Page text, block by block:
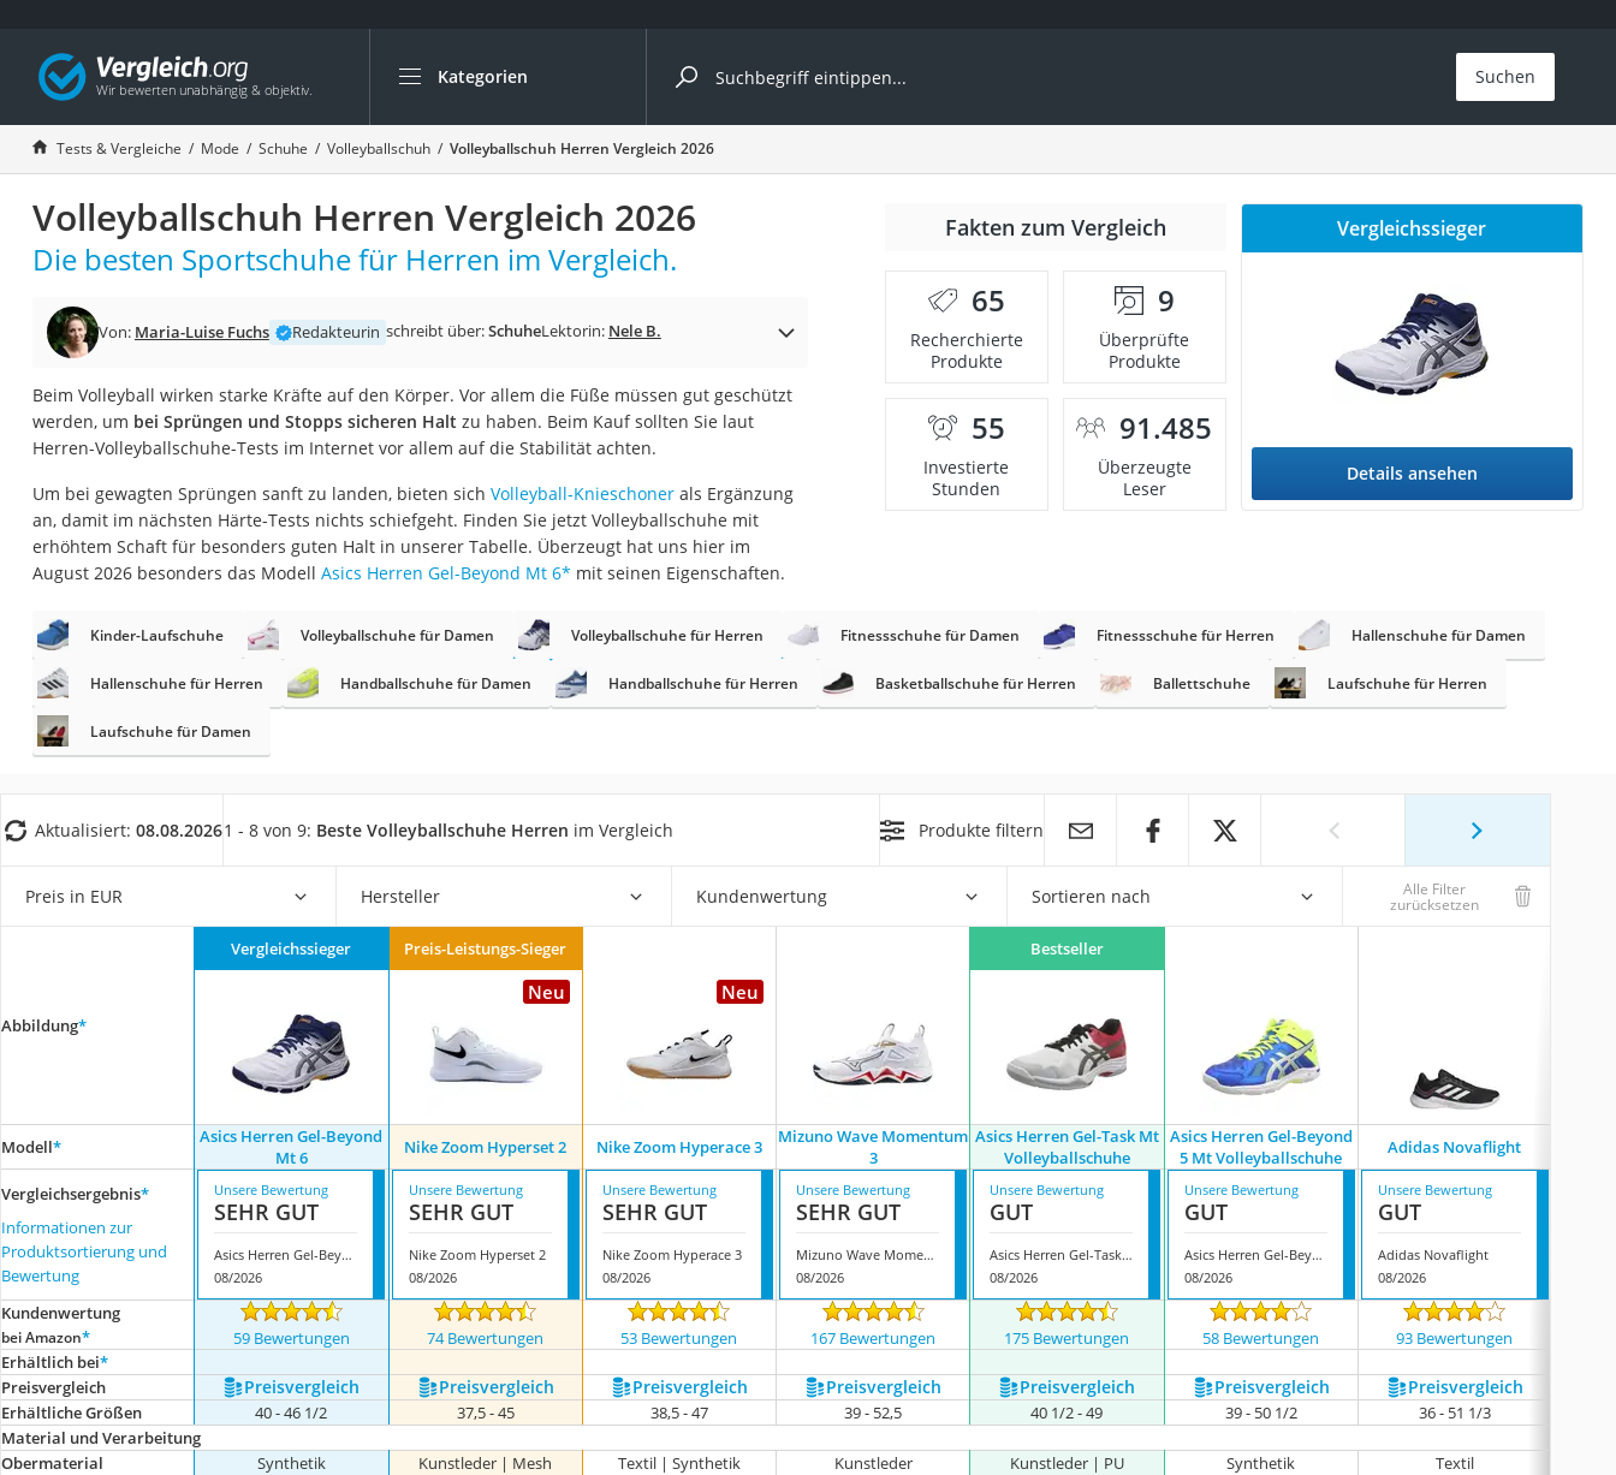
Kategorien
Die beliebtesten Vergleiche nach Kategorie
Mode
Boxershorts
Cellulite-Leggings
Herrensocken
Hausschuhe Herren
Suunto-Uhr
Überzieh-Sonnenbrille
Sneaker Herren
Geldbörse Herren
Periodenunterwäsche
RFID-Schutzkarte
Motorradbrillen
Bademantel Herren
Gesundheitsschuhe
Service
Suchen
Tests & Vergleiche Mode Schuhe Volleyballschuh Volleyballschuh Herren Vergleich 2026
Volleyballschuh Herren Vergleich 2026
Die besten Sportschuhe für Herren im Vergleich.
Von: Maria-Luise Fuchs Redakteurin schreibt über:SchuheLektorin: Nele B.
Beim Volleyball wirken starke Kräfte auf den Körper. Vor allem die Füße müssen gut geschützt
werden, um bei Sprüngen und Stopps sicheren Halt zu haben. Beim Kauf sollten Sie laut
Herren-Volleyballschuhe-Tests im Internet vor allem auf die Stabilität achten.
Um bei gewagten Sprüngen sanft zu landen, bieten sich Volleyball-Knieschonerals Ergänzung
an, damit im nächsten Härte-Tests nichts schiefgeht. Finden Sie jetzt Volleyballschuhe mit
erhöhtem Schaft für besonders guten Halt in unserer Tabelle. Überzeugt hat uns hier im
August 2026 besonders das Modell Asics Herren Gel-Beyond Mt 6* mit seinen Eigenschaften.
Fakten zum Vergleich
65
Recherchierte
Produkte
9
Überprüfte
Produkte
55
Investierte
Stunden
91.485
Überzeugte
Leser
Vergleichssieger
Details ansehen
Kinder-Laufschuhe Volleyballschuhe für Damen Volleyballschuhe für Herren Fitnessschuhe für Damen Fitnessschuhe für Herren Hallenschuhe für Damen
Hallenschuhe für Herren Handballschuhe für Damen Handballschuhe für Herren Basketballschuhe für Herren Ballettschuhe Laufschuhe für Herren
Laufschuhe für Damen
Aktualisiert: 08.08.20261 - 8 von 9: Beste Volleyballschuhe Herren im Vergleich Produkte filtern
Preis in EUR Hersteller Kundenwertung Sortieren nach Alle Filter
zurücksetzen
Abbildung*
Vergleichssieger Preis-Leistungs-Sieger
Neu Neu
Bestseller
Modell*
Asics Herren Gel-Beyond
Mt 6
Nike Zoom Hyperset 2 Nike Zoom Hyperace 3
Mizuno Wave Momentum
3
Asics Herren Gel-Task Mt
Volleyballschuhe
Asics Herren Gel-Beyond
5 Mt Volleyballschuhe
Adidas Novaflight
Vergleichsergebnis*
Informationen zur
Produktsortierung und
Bewertung
Unsere Bewertung
SEHR GUT
Asics Herren Gel-Beyond Mt 6
08/2026
Unsere Bewertung
SEHR GUT
Nike Zoom Hyperset 2
08/2026
Unsere Bewertung
SEHR GUT
Nike Zoom Hyperace 3
08/2026
Unsere Bewertung
SEHR GUT
Mizuno Wave Momentum 3
08/2026
Unsere Bewertung
GUT
Asics Herren Gel-Task Mt Volleyballschuhe
08/2026
Unsere Bewertung
GUT
Asics Herren Gel-Beyond 5 Mt Volleyballschuhe
08/2026
Unsere Bewertung
GUT
Adidas Novaflight
08/2026
Kundenwertung
bei Amazon* 59 Bewertungen 74 Bewertungen 53 Bewertungen 167 Bewertungen 175 Bewertungen 58 Bewertungen 93 Bewertungen
Erhältlich bei*
Preis­vergleich
Preis­vergleich Preis­vergleich Preis­vergleich Preis­vergleich Preis­vergleich Preis­vergleich Preis­vergleich
Erhältliche Größen 40 - 46 1/2 37,5 - 45 38,5 - 47 39 - 52,5 40 1/2 - 49 39 - 50 1/2
36 - 51 1/3
Material und Verarbeitung
Obermaterial
Synthetik Kunstleder | Mesh Textil | Synthetik Kunstleder Kunstleder | PU Synthetik Textil